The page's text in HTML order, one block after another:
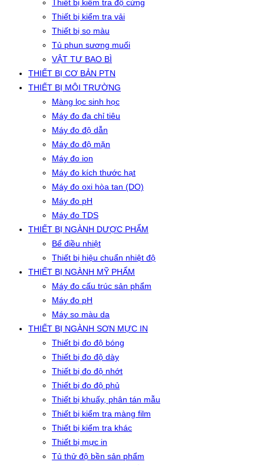
Thiết bị kiểm tra độ cứng
Thiết bị kiểm tra vải
Thiết bị so màu
Tủ phun sương muối
VẬT TƯ BAO BÌ
THIẾT BỊ CƠ BẢN PTN
THIẾT BỊ MÔI TRƯỜNG
Màng lọc sinh học
Máy đo đa chỉ tiêu
Máy đo độ dẫn
Máy đo độ mặn
Máy đo ion
Máy đo kích thước hạt
Máy đo oxi hòa tan (DO)
Máy đo pH
Máy đo TDS
THIẾT BỊ NGÀNH DƯỢC PHẨM
Bể điều nhiệt
Thiết bị hiệu chuẩn nhiệt độ
THIẾT BỊ NGÀNH MỸ PHẨM
Máy đo cấu trúc sản phẩm
Máy đo pH
Máy so màu da
THIẾT BỊ NGÀNH SƠN MỰC IN
Thiết bị đo độ bóng
Thiết bị đo độ dày
Thiết bị đo độ nhớt
Thiết bị đo độ phủ
Thiết bị khuấy, phân tán mẫu
Thiết bị kiểm tra màng film
Thiết bị kiểm tra khác
Thiết bị mực in
Tủ thử độ bền sản phẩm